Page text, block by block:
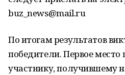
buz_news@mail.ru
По итогам результатов
победители. Первое место
участнику, получившему